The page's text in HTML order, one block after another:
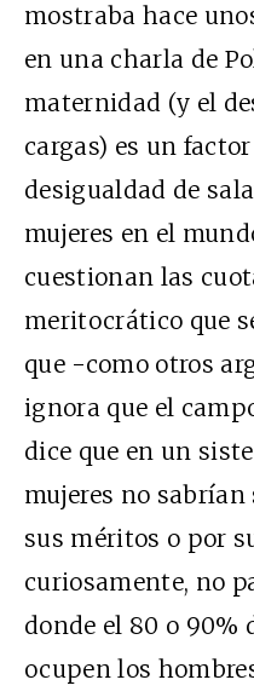
mostraba hace
en una charla de
maternidad (y el
cargas) es un
desigualdad de
mujeres en el
cuestionan las
meritocrático que
que -como otros
ignora que el
dice que en un
mujeres no
sus méritos o por
curiosamente, no
donde el 80 o 90%
ocupen los